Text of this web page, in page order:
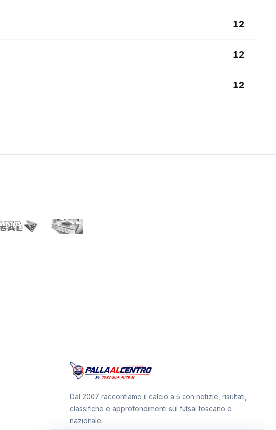
12
12
12
Dal 2007 raccontiamo il calcio a 5 con notizie, risultati,
classifiche e approfondimenti sul futsal toscano e
nazionale.